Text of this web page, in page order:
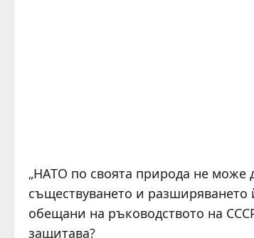
„НАТО по своята природа не може
съществуването и
обещани на ръководството на
защитава?